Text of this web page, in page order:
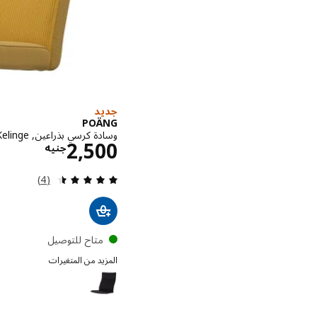
جديد
POÄNG
وسادة كرسي بذراعين, Kelinge أصفر غامق
جنيه2,500
مراجعة: 4.5 من أصل 5 نجوم. إجمالي المراجعات:(4)
متاح للتوصيل
المزيد من المتغيرات
POÄNG